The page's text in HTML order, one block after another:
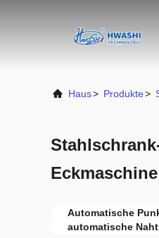
Haus> Produkte>
Automatische
automatische